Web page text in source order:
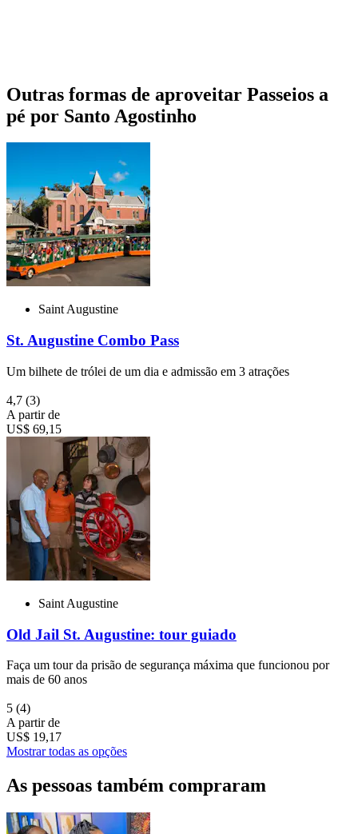
Outras formas de aproveitar Passeios a
pé por Santo Agostinho
Saint Augustine
St. Augustine Combo Pass
Um bilhete de trólei de um dia e admissão em 3 atrações
4,7 (3)
A partir de
US$ 69,15
Saint Augustine
Old Jail St. Augustine: tour guiado
Faça um tour da prisão de segurança máxima que funcionou por
mais de 60 anos
5 (4)
A partir de
US$ 19,17
Mostrar todas as opções
As pessoas também compraram